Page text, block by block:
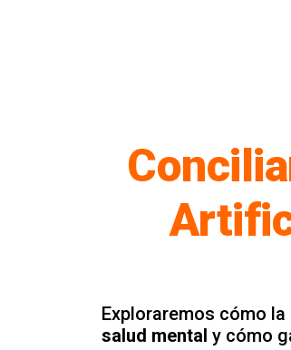
Exploraremos cómo la
salud mental y cómo